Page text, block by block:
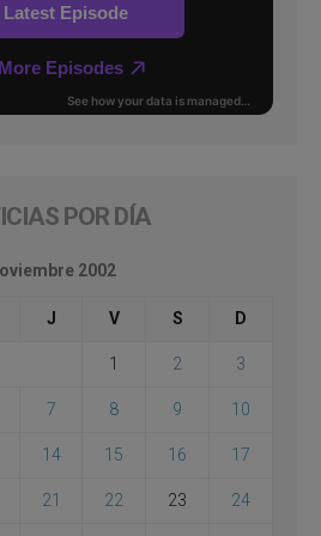
POR DÍA
2002
J V S D
1 2 3
7 8 9 10
14 15 16 17
21 22 23 24